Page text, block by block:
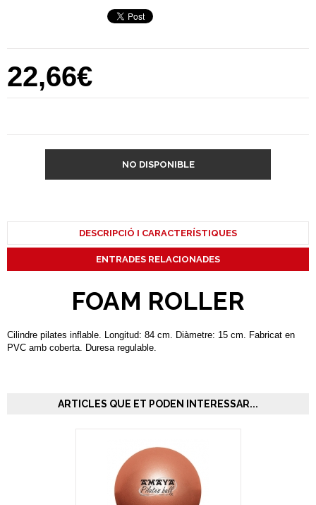
22,66€
NO DISPONIBLE
DESCRIPCIÓ I CARACTERÍSTIQUES
ENTRADES RELACIONADES
FOAM ROLLER
Cilindre pilates inflable. Longitud: 84 cm. Diàmetre: 15 cm. Fabricat en
PVC amb coberta. Duresa regulable.
ARTICLES QUE ET PODEN INTERESSAR...